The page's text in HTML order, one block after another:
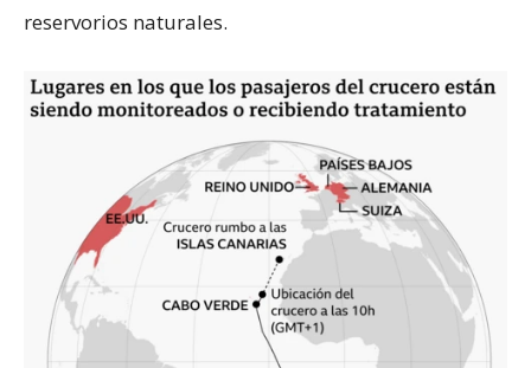
reservorios naturales.